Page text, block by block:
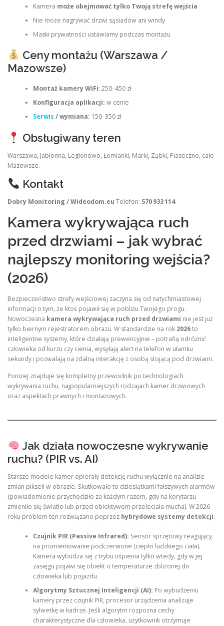
Kamera może obejmować tylko Twoją strefę wejścia
Nie może nagrywać drzwi sąsiadów ani windy
Maski prywatności ustawiamy podczas montażu
Ceny montażu (Warszawa /
Mazowsze)
Montaż kamery WiFi: 250–450 zł
Konfiguracja aplikacji: w cenie
Serwis / wymiana: 150–350 zł
Obsługiwany teren
Warszawa, Jabłonna, Legionowo, Łomianki, Marki, Ząbki, Piaseczno, całe
Mazowsze.
Kontakt
Dobry Monitoring / Wideodom.eu Telefon: 570 933 114
Kamera wykrywająca ruch
przed drzwiami – jak wybrać
najlepszy monitoring wejścia?
(2026)
Bezpieczeństwo strefy wejściowej zaczyna się od natychmiastowej
informacji o tym, że ktoś pojawił się w pobliżu Twojego progu.
Nowoczesna kamera wykrywająca ruch przed drzwiami nie jest już
tylko biernym rejestratorem obrazu. W standardzie na rok 2026to
inteligentne systemy, które działają prewencyjnie – potrafią odróżnić
człowieka od kurzu czy cienia, wysyłają alert na telefon w ułamku
sekundy i pozwalają na zdalną interakcję z osobą stojącą pod drzwiami.
Poniżej znajduje się kompletny przewodnik po technologiach
wykrywania ruchu, najpopularniejszych rodzajach kamer drzwiowych
oraz aspektach prawnych i montażowych.
Jak działa nowoczesne wykrywanie
ruchu? (PIR vs. AI)
Starsze modele kamer opierały detekcję ruchu wyłącznie na analizie
zmian pikseli w obrazie. Skutkowało to dziesiątkami fałszywych alarmów
(powiadomienie przychodziło za każdym razem, gdy na korytarzu
zmieniło się światło lub przed obiektywem przeleciała mucha). W 2026
roku problem ten rozwiązano poprzez hybrydowe systemy detekcji:
Czujnik PIR (Passive Infrared): Sensor sprzętowy reagujący
na promieniowanie podczerwone (ciepło ludzkiego ciała).
Kamera wybudza się z trybu uśpienia tylko wtedy, gdy w jej
zasięgu pojawi się obiekt o temperaturze zbliżonej do
człowieka lub pojazdu.
Algorytmy Sztucznej Inteligencji (AI): Po wybudzeniu
kamery przez czujnik PIR, procesor urządzenia analizuje
sylwetkę w kadrze. Jeśli algorytm rozpozna cechy
charakterystyczne dla człowieka, użytkownik otrzymuje